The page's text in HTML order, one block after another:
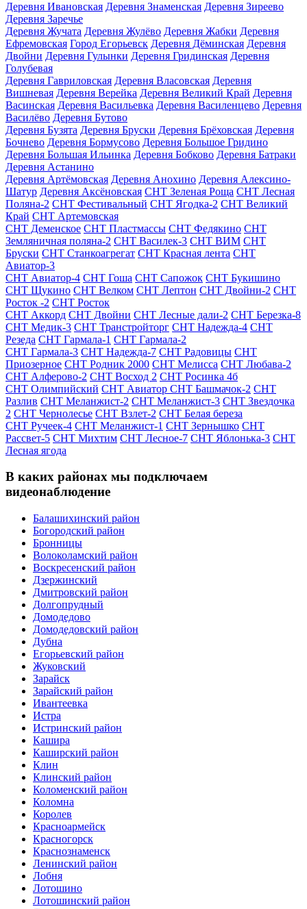
Деревня Ивановская Деревня Знаменская Деревня Зиреево
Деревня Заречье
Деревня Жучата Деревня Жулёво Деревня Жабки Деревня
Ефремовская Город Егорьевск Деревня Дёминская Деревня
Двойни Деревня Гулынки Деревня Гридинская Деревня
Голубевая
Деревня Гавриловская Деревня Власовская Деревня
Вишневая Деревня Верейка Деревня Великий Край Деревня
Васинская Деревня Васильевка Деревня Василенцево Деревня
Василёво Деревня Бутово
Деревня Бузята Деревня Бруски Деревня Брёховская Деревня
Бочнево Деревня Бормусово Деревня Большое Гридино
Деревня Большая Ильинка Деревня Бобково Деревня Батраки
Деревня Астанино
Деревня Артёмовская Деревня Анохино Деревня Алексино-
Шатур Деревня Аксёновская СНТ Зеленая Роща СНТ Лесная
Поляна-2 СНТ Фестивальный СНТ Ягодка-2 СНТ Великий
Край СНТ Артемовская
СНТ Деменское СНТ Пластмассы СНТ Федякино СНТ
Земляничная поляна-2 СНТ Василек-3 СНТ ВИМ СНТ
Бруски СНТ Станкоагрегат СНТ Красная лента СНТ
Авиатор-3
СНТ Авиатор-4 СНТ Гоша СНТ Сапожок СНТ Букишино
СНТ Щукино СНТ Велком СНТ Лептон СНТ Двойни-2 СНТ
Росток -2 СНТ Росток
СНТ Аккорд СНТ Двойни СНТ Лесные дали-2 СНТ Березка-8
СНТ Медик-3 СНТ Транстройторг СНТ Надежда-4 СНТ
Резеда СНТ Гармала-1 СНТ Гармала-2
СНТ Гармала-3 СНТ Надежда-7 СНТ Радовицы СНТ
Приозерное СНТ Родник 2000 СНТ Мелисса СНТ Любава-2
СНТ Алферово-2 СНТ Восход 2 СНТ Росинка 4б
СНТ Олимпийский СНТ Авиатор СНТ Башмачок-2 СНТ
Разлив СНТ Меланжист-2 СНТ Меланжист-3 СНТ Звездочка
2 СНТ Чернолесье СНТ Взлет-2 СНТ Белая береза
СНТ Ручеек-4 СНТ Меланжист-1 СНТ Зернышко СНТ
Рассвет-5 СНТ Михтим СНТ Лесное-7 СНТ Яблонька-3 СНТ
Лесная ягода
В каких районах мы подключаем
видеонаблюдение
Балашихинский район
Богородский район
Бронницы
Волоколамский район
Воскресенский район
Дзержинский
Дмитровский район
Долгопрудный
Домодедово
Домодедовский район
Дубна
Егорьевский район
Жуковский
Зарайск
Зарайский район
Ивантеевка
Истра
Истринский район
Кашира
Каширский район
Клин
Клинский район
Коломенский район
Коломна
Королев
Красноармейск
Красногорск
Краснознаменск
Ленинский район
Лобня
Лотошино
Лотошинский район